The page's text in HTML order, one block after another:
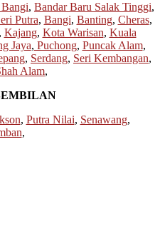
, Bandar Baru Salak Tinggi,
Putra, Bangi, Banting, Cheras,
Kajang, Kota Warisan, Kuala
Jaya, Puchong, Puncak Alam,
, Serdang, Seri Kembangan,
Alam,
, Putra Nilai, Senawang,
,